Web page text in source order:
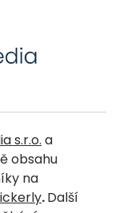
s.r.o. a
obsahu
na
.Další